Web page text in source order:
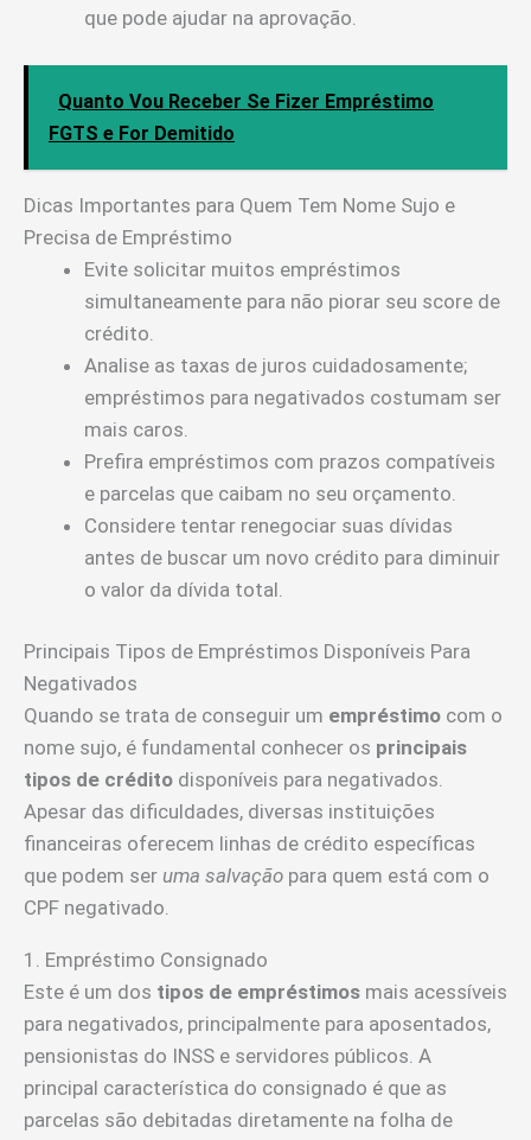
que pode ajudar na aprovação.
Quanto Vou Receber Se Fizer Empréstimo
FGTS e For Demitido
Dicas Importantes para Quem Tem Nome Sujo e
Precisa de Empréstimo
Evite solicitar muitos empréstimos
simultaneamente para não piorar seu score de
crédito.
Analise as taxas de juros cuidadosamente;
empréstimos para negativados costumam ser
mais caros.
Prefira empréstimos com prazos compatíveis
e parcelas que caibam no seu orçamento.
Considere tentar renegociar suas dívidas
antes de buscar um novo crédito para diminuir
o valor da dívida total.
Principais Tipos de Empréstimos Disponíveis Para
Negativados
Quando se trata de conseguir um empréstimo com o
nome sujo, é fundamental conhecer os principais
tipos de crédito disponíveis para negativados.
Apesar das dificuldades, diversas instituições
financeiras oferecem linhas de crédito específicas
que podem ser uma salvação para quem está com o
CPF negativado.
1. Empréstimo Consignado
Este é um dos tipos de empréstimos mais acessíveis
para negativados, principalmente para aposentados,
pensionistas do INSS e servidores públicos. A
principal característica do consignado é que as
parcelas são debitadas diretamente na folha de